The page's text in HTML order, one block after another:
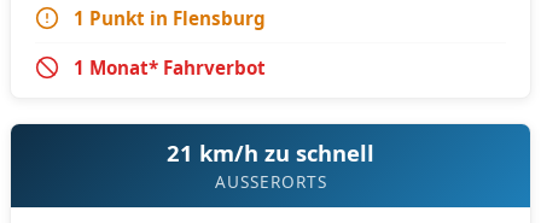
1 Punkt in Flensburg
1 Monat* Fahrverbot
21 km/h zu schnell
AUSSERORTS